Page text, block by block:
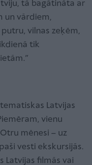
tā bagātināta ar
un vārdiem,
vilnas zeķēm,
tik
Latvijas
vienu
mēnesi – uz
vesti ekskursijās.
Latvijas filmās vai